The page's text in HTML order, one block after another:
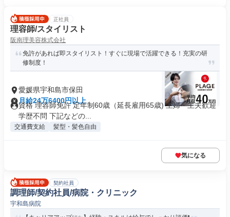
正社員
理容師/スタイリスト
阪南理美容株式会社
免許があれば即スタイリスト！すぐに現場で活躍できる！充実の研
修制度！
愛媛県宇和島市保田
月給24万6400円以上
資格 理容師免許 定年制60歳（延長雇用65歳) 主婦・主夫歓迎
学歴不問 下記などの...
交通費支給 髪型・髪色自由
気になる
契約社員
調理師/契約社員/病院・クリニック
宇和島病院